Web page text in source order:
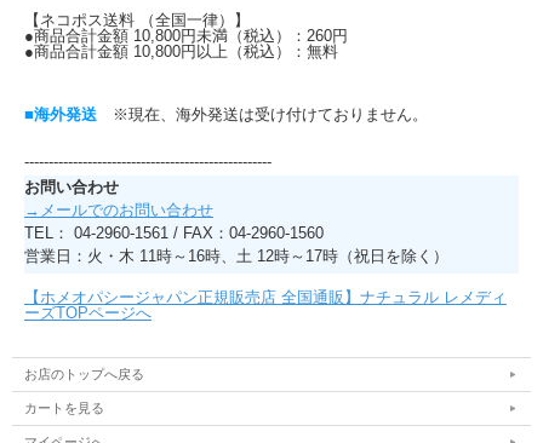
【ネコポス送料 （全国一律）】
●商品合計金額 10,800円未満（税込）：260円
●商品合計金額 10,800円以上（税込）：無料
■海外発送 ※現在、海外発送は受け付けておりません。
---------------------------------------------------
お問い合わせ
→メールでのお問い合わせ
TEL： 04-2960-1561 / FAX：04-2960-1560
営業日：火・木 11時～16時、土 12時～17時（祝日を除く）
【ホメオパシージャパン正規販売店 全国通販】ナチュラル レメディ
ーズTOPページへ
お店のトップへ戻る
カートを見る